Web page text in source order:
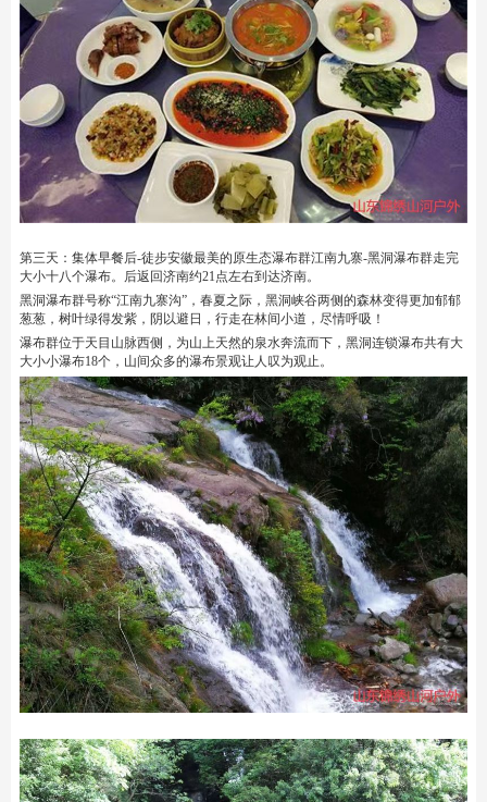
第三天：集体早餐后-徒步安徽最美的原生态瀑布群江南九寨-黑洞瀑布群走完
大小十八个瀑布。后返回济南约21点左右到达济南。
黑洞瀑布群号称“江南九寨沟”，春夏之际，黑洞峡谷两侧的森林变得更加郁郁
葱葱，树叶绿得发紫，阴以避日，行走在林间小道，尽情呼吸！
瀑布群位于天目山脉西侧，为山上天然的泉水奔流而下，黑洞连锁瀑布共有大
大小小瀑布18个，山间众多的瀑布景观让人叹为观止。